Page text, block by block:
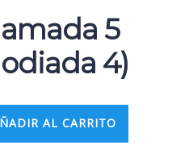
5
4)
AL CARRITO